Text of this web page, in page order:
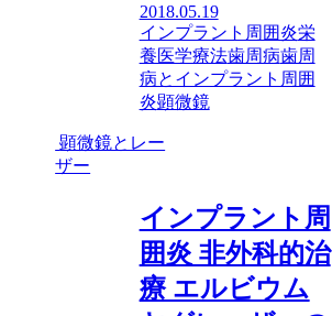
2018.05.19
インプラント周囲炎栄
養医学療法歯周病歯周
病とインプラント周囲
炎顕微鏡
顕微鏡とレー
ザー
インプラント周
囲炎 非外科的治
療 エルビウム